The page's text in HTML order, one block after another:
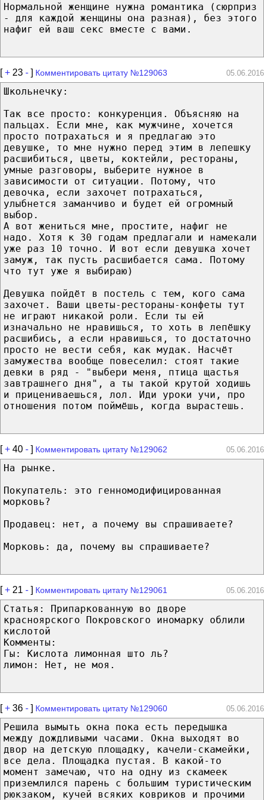
Нормальной женщине нужна романтика (сюрприз
- для каждой женщины она разная), без этого
нафиг ей ваш секс вместе с вами.
[+ 23 - ] Комментировать цитату №129063 05.06.2016
Школьнечку:
Так все просто: конкуренция. Объясняю на
пальцах. Если мне, как мужчине, хочется
просто потрахаться и я предлагаю это
девушке, то мне нужно перед этим в лепешку
расшибиться, цветы, коктейли, рестораны,
умные разговоры, выберите нужное в
зависимости от ситуации. Потому, что
девочка, если захочет потрахаться,
улыбнется заманчиво и будет ей огромный
выбор.
А вот жениться мне, простите, нафиг не
надо. Хотя к 30 годам предлагали и намекали
уже раз 10 точно. И вот если девушка хочет
замуж, так пусть расшибается сама. Потому
что тут уже я выбираю)
Девушка пойдёт в постель с тем, кого сама
захочет. Ваши цветы-рестораны-конфеты тут
не играют никакой роли. Если ты ей
изначально не нравишься, то хоть в лепёшку
расшибись, а если нравишься, то достаточно
просто не вести себя, как мудак. Насчёт
замужества вообще повеселил: стоят такие
девки в ряд - "выбери меня, птица щастья
завтрашнего дня", а ты такой крутой ходишь
и прицениваешься, лол. Иди уроки учи, про
отношения потом поймёшь, когда вырастешь.
[+ 40 - ] Комментировать цитату №129062 05.06.2016
На рынке.
Покупатель: это генномодифицированная
морковь?
Продавец: нет, а почему вы спрашиваете?
Морковь: да, почему вы спрашиваете?
[+ 21 - ] Комментировать цитату №129061 05.06.2016
Статья: Припаркованную во дворе
красноярского Покровского иномарку облили
кислотой
Комменты:
Гы: Кислота лимонная што ль?
лимон: Нет, не моя.
[+ 36 - ] Комментировать цитату №129060 05.06.2016
Решила вымыть окна пока есть передышка
между дождливыми часами. Окна выходят во
двор на детскую площадку, качели-скамейки,
все дела. Площадка пустая. В какой-то
момент замечаю, что на одну из скамеек
приземлился парень с большим туристическим
рюкзаком, кучей всяких ковриков и прочими